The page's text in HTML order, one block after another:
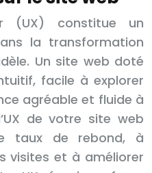
(UX) constitue un
la transformation
Un site web doté
facile à explorer
agréable et fluide à
de votre site web
taux de rebond, à
visites et à améliorer